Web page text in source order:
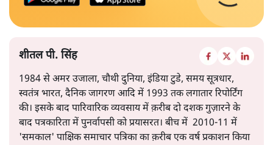
शीतल पी. सिंह
1984 से अमर उजाला, चौथी दुनिया, इंडिया टुडे, समय सूत्रधार,
स्वतंत्र भारत, दैनिक जागरण आदि में 1993 तक लगातार रिपोर्टिंग
की। इसके बाद पारिवारिक व्यवसाय में क़रीब दो दशक गुज़ारने के
बाद पत्रकारिता में पुनर्वापसी को प्रयासरत। बीच में 2010-11 में
'समकाल' पाक्षिक समाचार पत्रिका का क़रीब एक वर्ष प्रकाशन किया